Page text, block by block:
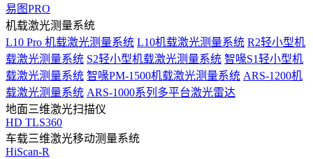
易图PRO
机载激光测量系统
L10 Pro 机载激光测量系统 L10机载激光测量系统 R2轻小型机
载激光测量系统 S2轻小型机载激光测量系统 智喙S1轻小型机
载激光测量系统 智喙PM-1500机载激光测量系统 ARS-1200机
载激光测量系统 ARS-1000系列多平台激光雷达
地面三维激光扫描仪
HD TLS360
车载三维激光移动测量系统
HiScan-R